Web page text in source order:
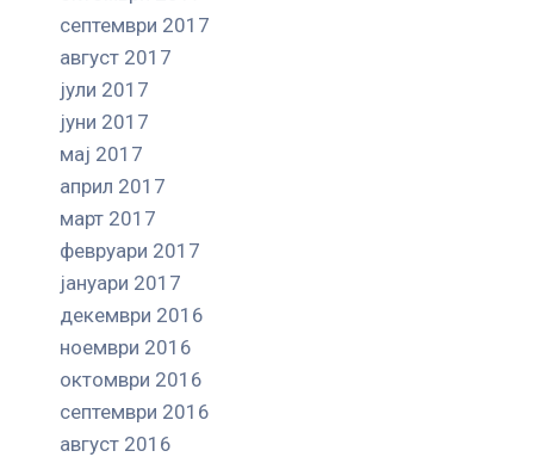
септември 2017
август 2017
јули 2017
јуни 2017
мај 2017
април 2017
март 2017
февруари 2017
јануари 2017
декември 2016
ноември 2016
октомври 2016
септември 2016
август 2016